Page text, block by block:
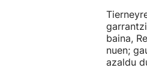
baina,
nuen;
azaldu